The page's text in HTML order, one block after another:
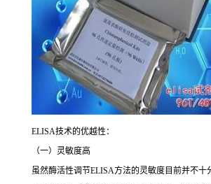
ELISA技术的优越性：
（一）灵敏度高
虽然酶活性调节ELISA方法的灵敏度目前并不十